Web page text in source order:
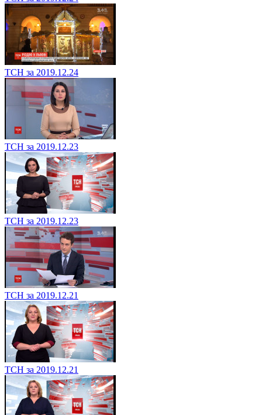
ТСН за 2019.12.24
ТСН за 2019.12.23
ТСН за 2019.12.23
ТСН за 2019.12.21
ТСН за 2019.12.21